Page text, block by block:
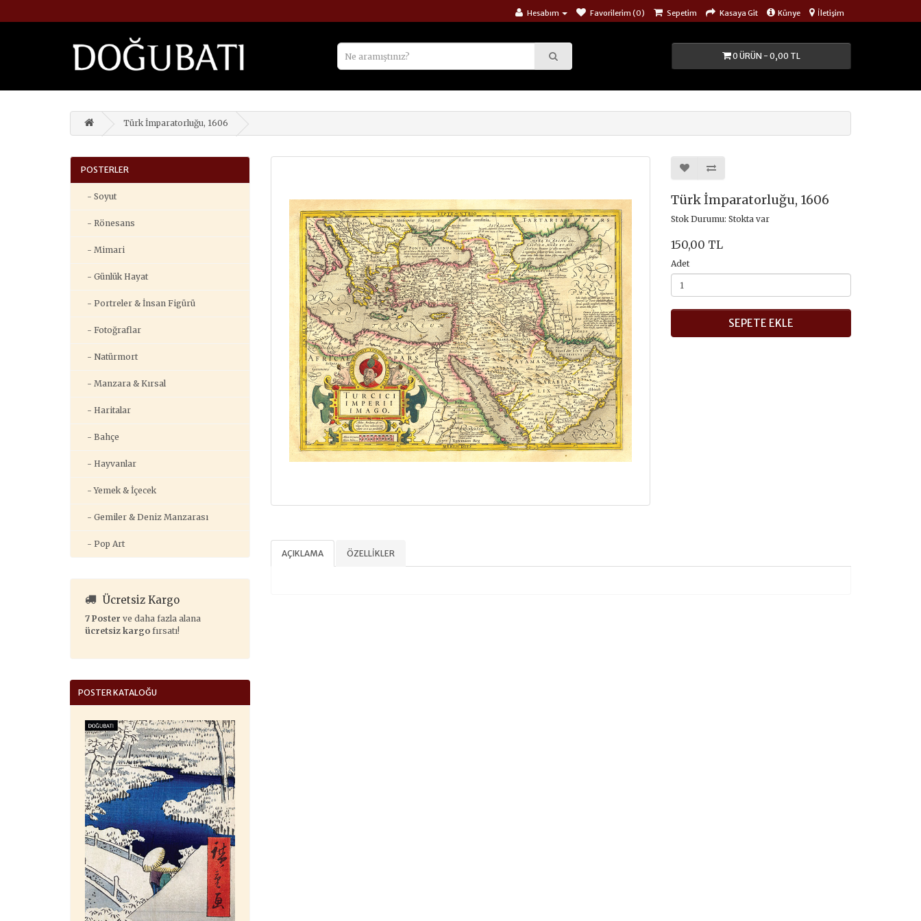
Hesabım Favorilerim (0) Sepetim Kasaya Git Künye İletişim
0 ÜRÜN - 0,00 TL
Türk İmparatorluğu, 1606
POSTERLER
- Soyut
- Rönesans
- Mimari
- Günlük Hayat
- Portreler & İnsan Figürü
- Fotoğraflar
- Natürmort
- Manzara & Kırsal
- Haritalar
- Bahçe
- Hayvanlar
- Yemek & İçecek
- Gemiler & Deniz Manzarası
- Pop Art
Ücretsiz Kargo
7 Poster ve daha fazla alana
ücretsiz kargo fırsatı!
POSTER KATALOĞU
Türk İmparatorluğu, 1606
Stok Durumu: Stokta var
150,00 TL
Adet
SEPETE EKLE
AÇIKLAMA ÖZELLIKLER